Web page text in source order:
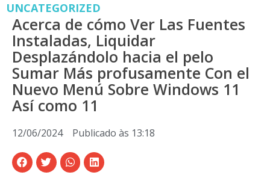
UNCATEGORIZED
Acerca de cómo Ver Las Fuentes
Instaladas, Liquidar
Desplazándolo hacia el pelo
Sumar Más profusamente Con el
Nuevo Menú Sobre Windows 11
Así­ como 11
12/06/2024 Publicado às 13:18